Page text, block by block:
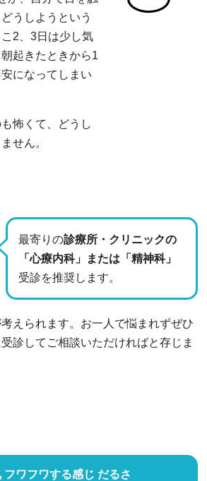
うしようという
2、3日は少し気
起きたときから1
になってしまい
怖くて、どうし
せん。
最寄りの診療所・クリニックの
「心療内科」または「精神科」
受診を推奨します。
えられます。お一人で悩まれずぜひ
診してご相談いただければと存じま
フワフワする感じ だるさ